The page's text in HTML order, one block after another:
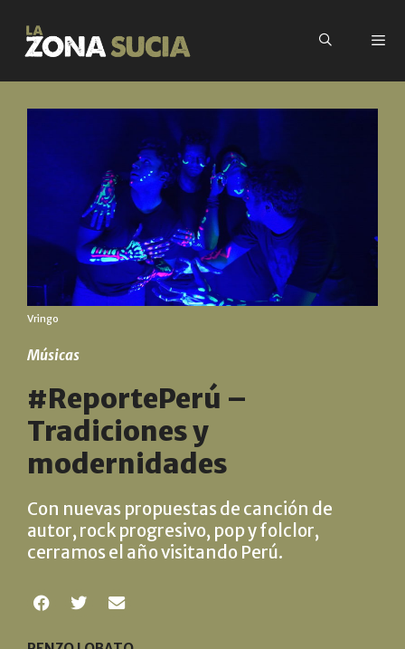
Vringo
Músicas
#ReportePerú –
Tradiciones y
modernidades
Con nuevas propuestas de canción de
autor, rock progresivo, pop y folclor,
cerramos el año visitando Perú.